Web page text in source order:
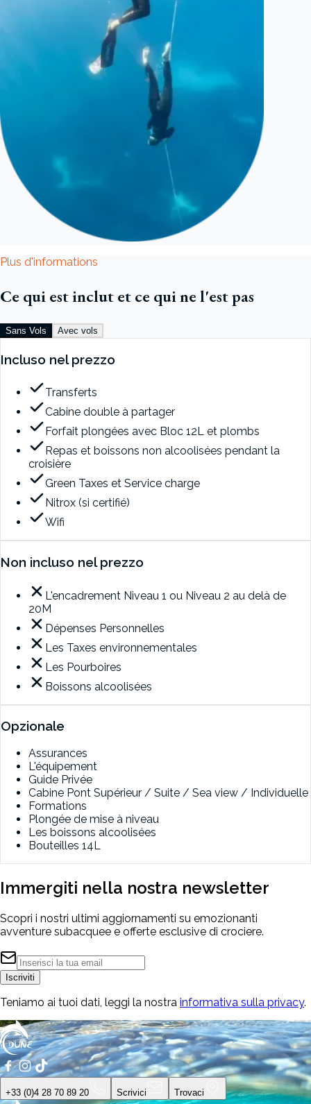
Plus d'informations
Ce qui est inclut et ce qui ne l'est pas
Sans Vols Avec vols
Incluso nel prezzo
Transferts
Cabine double à partager
Forfait plongées avec Bloc 12L et plombs
Repas et boissons non alcoolisées pendant la
croisière
Green Taxes et Service charge
Nitrox (si certifié)
Wifi
Non incluso nel prezzo
L'encadrement Niveau 1 ou Niveau 2 au delà de
20M
Dépenses Personnelles
Les Taxes environnementales
Les Pourboires
Boissons alcoolisées
Opzionale
Assurances
L'équipement
Guide Privée
Cabine Pont Supérieur / Suite / Sea view / Individuelle
Formations
Plongée de mise à niveau
Les boissons alcoolisées
Bouteilles 14L
Immergiti nella nostra newsletter
Scopri i nostri ultimi aggiornamenti su emozionanti
avventure subacquee e offerte esclusive di crociere.
Iscriviti
Teniamo ai tuoi dati, leggi la nostra informativa sulla privacy.
+33 (0)4 28 70 89 20 Scrivici Trovaci